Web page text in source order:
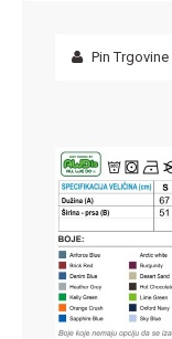
Pin Trgovine